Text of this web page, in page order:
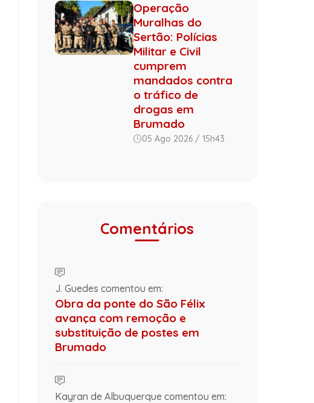
Operação
Muralhas do
Sertão: Polícias
Militar e Civil
cumprem
mandados contra
o tráfico de
drogas em
Brumado
05 Ago 2026 / 15h43
Comentários
J. Guedes comentou em:
Obra da ponte do São Félix
avança com remoção e
substituição de postes em
Brumado
Kayran de Albuquerque comentou em: